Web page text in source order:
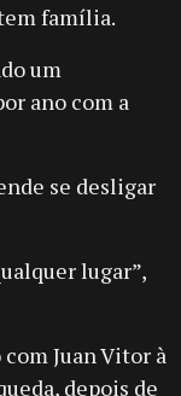
família.
um
ano com a
se desligar
lugar”,
Juan Vitor à
depois de